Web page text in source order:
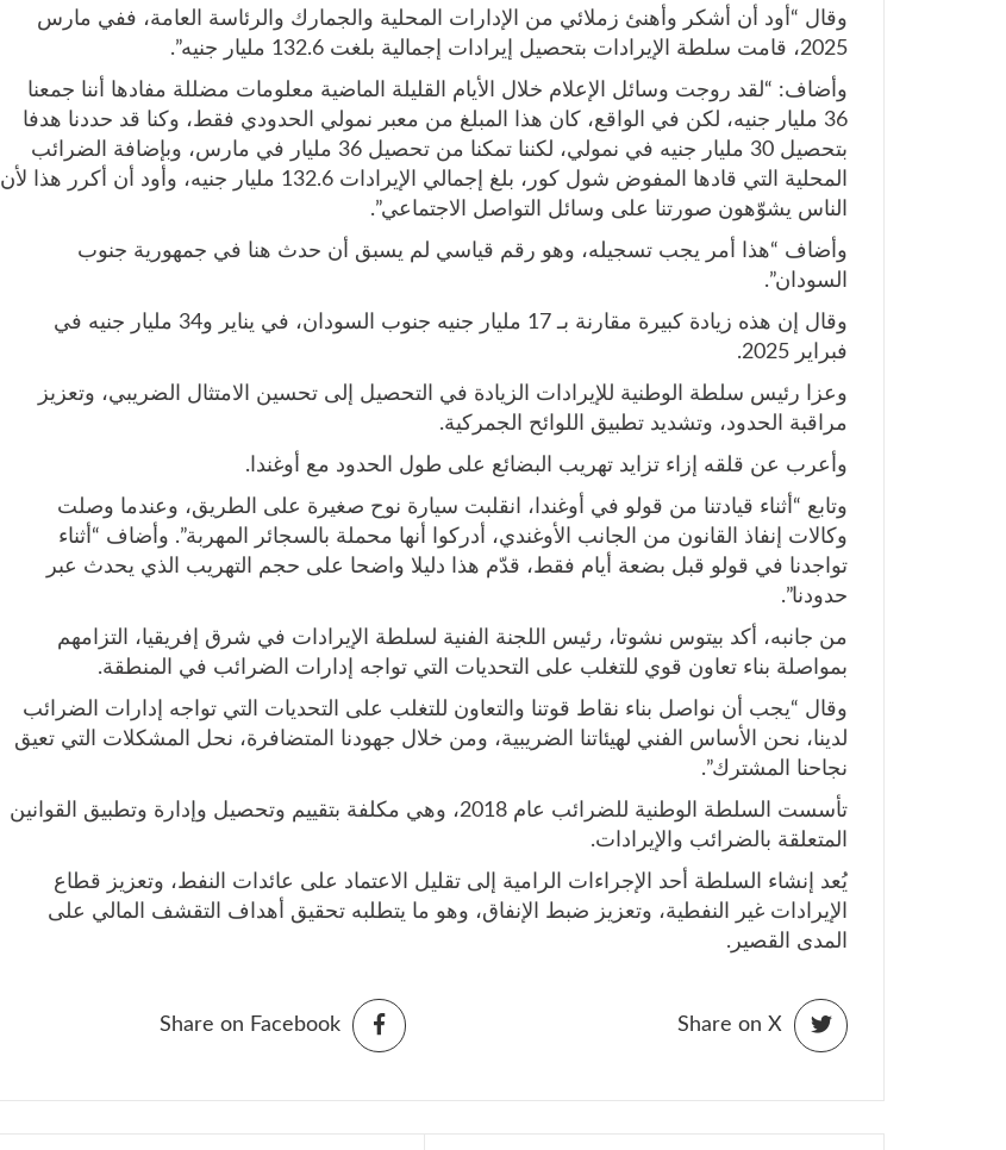
وقال “أود أن أشكر وأهنئ زملائي من الإدارات المحلية والجمارك والرئاسة العامة، ففي مارس
2025، قامت سلطة الإيرادات بتحصيل إيرادات إجمالية بلغت 132.6 مليار جنيه”.
وأضاف: “لقد روجت وسائل الإعلام خلال الأيام القليلة الماضية معلومات مضللة مفادها أننا جمعنا
36 مليار جنيه، لكن في الواقع، كان هذا المبلغ من معبر نمولي الحدودي فقط، وكنا قد حددنا هدفا
بتحصيل 30 مليار جنيه في نمولي، لكننا تمكنا من تحصيل 36 مليار في مارس، وبإضافة الضرائب
المحلية التي قادها المفوض شول كور، بلغ إجمالي الإيرادات 132.6 مليار جنيه، وأود أن أكرر هذا لأن
الناس يشوّهون صورتنا على وسائل التواصل الاجتماعي”.
وأضاف “هذا أمر يجب تسجيله، وهو رقم قياسي لم يسبق أن حدث هنا في جمهورية جنوب
السودان”.
وقال إن هذه زيادة كبيرة مقارنة بـ 17 مليار جنيه جنوب السودان، في يناير و34 مليار جنيه في
فبراير 2025.
وعزا رئيس سلطة الوطنية للإيرادات الزيادة في التحصيل إلى تحسين الامتثال الضريبي، وتعزيز
مراقبة الحدود، وتشديد تطبيق اللوائح الجمركية.
وأعرب عن قلقه إزاء تزايد تهريب البضائع على طول الحدود مع أوغندا.
وتابع “أثناء قيادتنا من قولو في أوغندا، انقلبت سيارة نوح صغيرة على الطريق، وعندما وصلت
وكالات إنفاذ القانون من الجانب الأوغندي، أدركوا أنها محملة بالسجائر المهربة”. وأضاف “أثناء
تواجدنا في قولو قبل بضعة أيام فقط، قدّم هذا دليلا واضحا على حجم التهريب الذي يحدث عبر
حدودنا”.
من جانبه، أكد بيتوس نشوتا، رئيس اللجنة الفنية لسلطة الإيرادات في شرق إفريقيا، التزامهم
بمواصلة بناء تعاون قوي للتغلب على التحديات التي تواجه إدارات الضرائب في المنطقة.
وقال “يجب أن نواصل بناء نقاط قوتنا والتعاون للتغلب على التحديات التي تواجه إدارات الضرائب
لدينا، نحن الأساس الفني لهيئاتنا الضريبية، ومن خلال جهودنا المتضافرة، نحل المشكلات التي تعيق
نجاحنا المشترك”.
تأسست السلطة الوطنية للضرائب عام 2018، وهي مكلفة بتقييم وتحصيل وإدارة وتطبيق القوانين
المتعلقة بالضرائب والإيرادات.
يُعد إنشاء السلطة أحد الإجراءات الرامية إلى تقليل الاعتماد على عائدات النفط، وتعزيز قطاع
الإيرادات غير النفطية، وتعزيز ضبط الإنفاق، وهو ما يتطلبه تحقيق أهداف التقشف المالي على
المدى القصير.
Share on Facebook Share on X